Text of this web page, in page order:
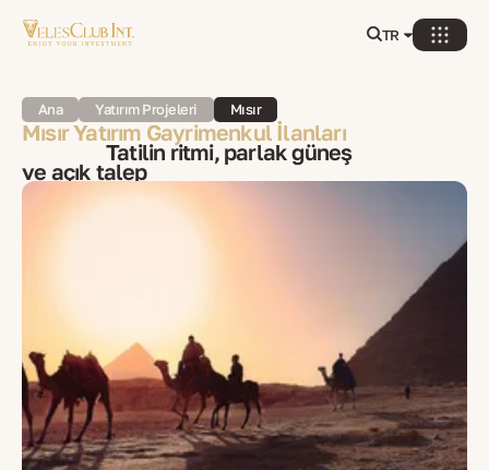
TR
Ana Yatırım Projeleri Mısır
Mısır Yatırım Gayrimenkul İlanları
Tatilin ritmi, parlak güneş
ve açık talep